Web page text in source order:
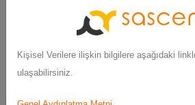
Psikolog Ali ÖZKAN & Özel Eğitim
Kişisel Verilere ilişkin bilgilere aşağıdaki
ulaşabilirsiniz.